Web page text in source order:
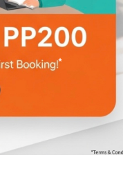
！」的文章，認為
有位港媽甚至認為
位家長也指自己依